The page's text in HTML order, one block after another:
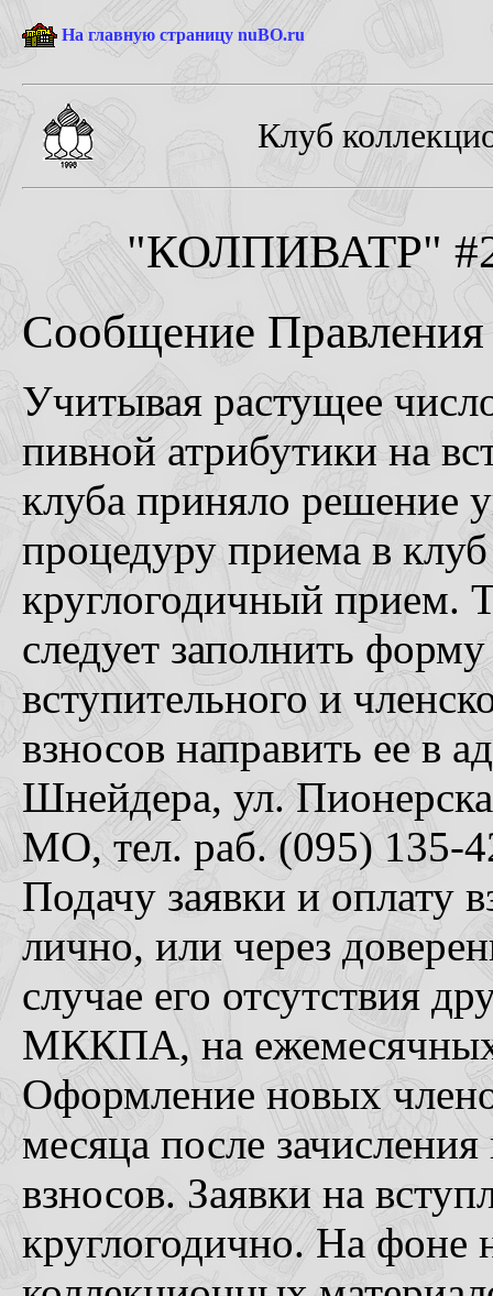
На главную страницу nuBO.ru
Клуб
"КОЛПИВАТР" #2-
Сообщение
Учитывая растущее
пивной атрибутики на
клуба приняло решение
процедуру приема в
круглогодичный прием.
следует заполнить
вступительного и
взносов направить ее
Шнейдера, ул.
МО, тел. раб. (095) 135-
Подачу заявки и оплату
лично, или через
случае его отсутствия
МККПА, на
Оформление новых
месяца после
взносов. Заявки на
круглогодично. На фоне